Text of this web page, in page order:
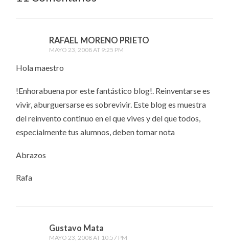
RAFAEL MORENO PRIETO
MAYO 23, 2008 AT 9:25 PM
Hola maestro
!Enhorabuena por este fantástico blog!. Reinventarse es
vivir, aburguersarse es sobrevivir. Este blog es muestra
del reinvento continuo en el que vives y del que todos,
especialmente tus alumnos, deben tomar nota
Abrazos
Rafa
Gustavo Mata
MAYO 23, 2008 AT 10:57 PM